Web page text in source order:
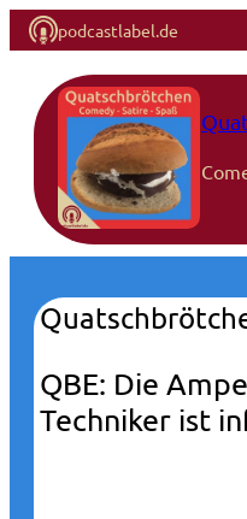
podcastlabel.de
QBE: Die
Techniker ist